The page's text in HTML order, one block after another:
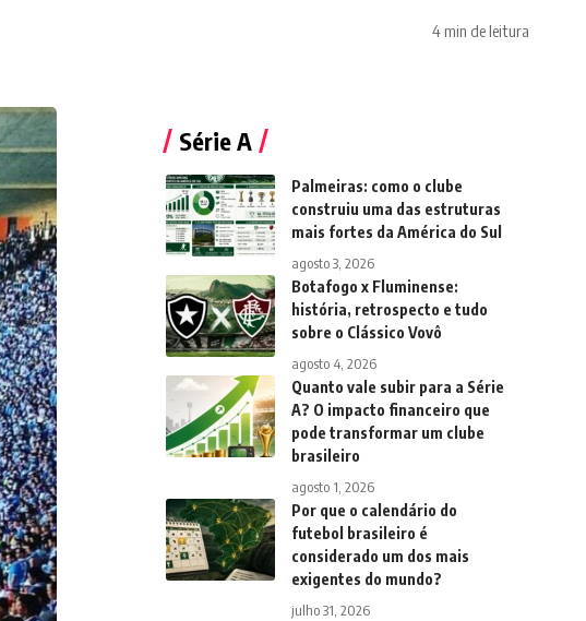
4 min de leitura
Série A
Palmeiras: como o clube
construiu uma das estruturas
mais fortes da América do Sul
agosto 3, 2026
Botafogo x Fluminense:
história, retrospecto e tudo
sobre o Clássico Vovô
agosto 4, 2026
Quanto vale subir para a Série
A? O impacto financeiro que
pode transformar um clube
brasileiro
agosto 1, 2026
Por que o calendário do
futebol brasileiro é
considerado um dos mais
exigentes do mundo?
julho 31, 2026